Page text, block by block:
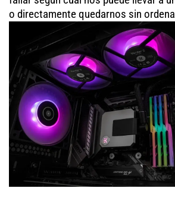
o directamente quedarnos sin